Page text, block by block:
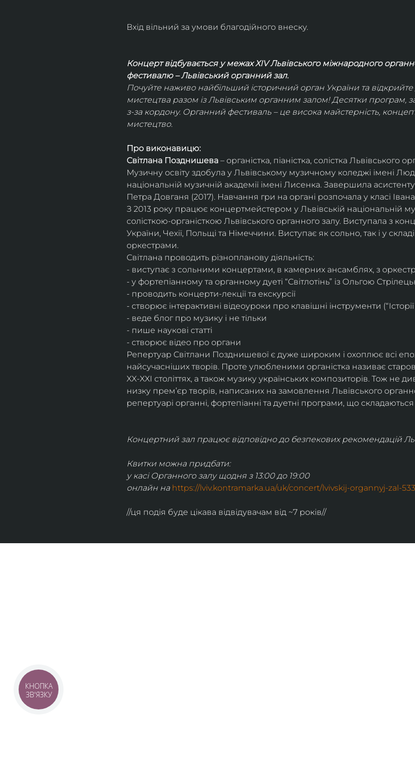
Вхід вільний за умови благодійного внеску.
Концерт відбувається у межах ХIV Львівського міжнародного
фестивалю – Львівський органний зал.
Почуйте наживо найбільший історичний орган України та відкрийте
мистецтва разом із Львівським органним залом! Десятки програм,
з-за кордону. Органний фестиваль – це висока майстерність,
мистецтво.
Про виконавицю:
Світлана Позднишева – органістка, піаністка, солістка Львівського
Музичну освіту здобула у Львівському музичному коледжі імені
національній музичній академії імені Лисенка. Завершила
Петра Довганя (2017). Навчання гри на органі розпочала у класі
З 2013 року працює концертмейстером у Львівській національній
солісткою-органісткою Львівського органного залу. Виступала з
України, Чехії, Польщі та Німеччини. Виступає як сольно, так і у
оркестрами.​
Світлана проводить різнопланову діяльність:
- виступає з сольними концертами, в камерних ансамблях, з
- у фортепіанному та органному дуеті “Світлотінь” із Ольгою
- проводить концерти-лекції та екскурсії
- створює інтерактивні відеоуроки про клавішні інструменти
- веде блог про музику і не тільки
- пише наукові статті
- створює відео про органи
Репертуар Світлани Позднишевої є дуже широким і охоплює всі
найсучасніших творів. Проте улюбленими органістка називає
XX-XXI століттях, а також музику українських композиторів. Тож не
низку прем’єр творів, написаних на замовлення Львівського
репертуарі органні, фортепіанні та дуетні програми, що
Концертний зал працює відповідно до безпекових рекомендацій
Квитки можна придбати:
у касі Органного залу щодня з 13:00 до 19:00
онлайн на https://lviv.kontramarka.ua/uk/concert/lvivskij-organnyj-zal-
//ця подія буде цікава відвідувачам від ~7 років//
композиторів та твори.
YouTube-канал Ukrainian Live Classic
української музики та українських музикантів.
Ukrainian Scores
КНОПКА
ЗВ'ЯЗКУ